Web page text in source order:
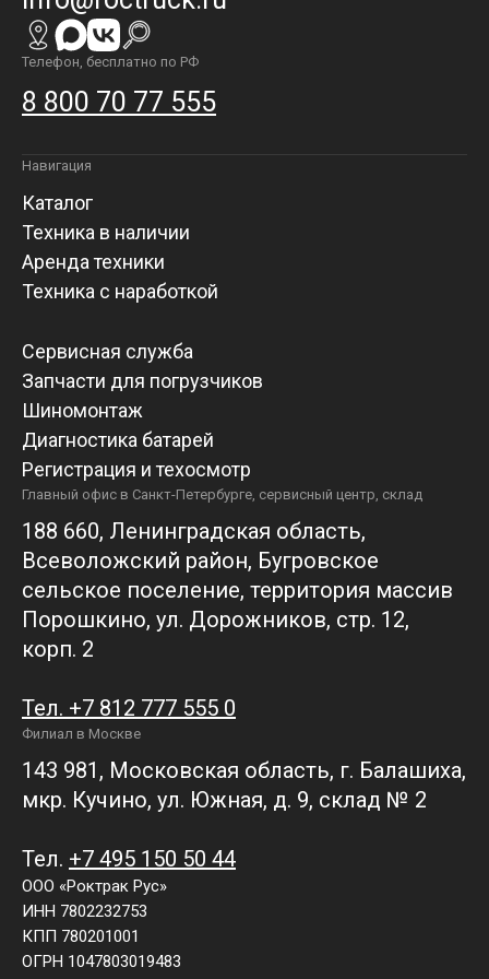
Телефон, бесплатно по РФ
8 800 70 77 555
Навигация
Каталог
Техника в наличии
Аренда техники
Техника с наработкой
Сервисная служба
Запчасти для погрузчиков
Шиномонтаж
Диагностика батарей
Регистрация и техосмотр
Главный офис в Санкт-Петербурге, сервисный центр, склад
188 660, Ленинградская область,
Всеволожский район, Бугровское
сельское поселение, территория массив
Порошкино, ул. Дорожников, стр. 12,
корп. 2
Тел. +7 812 777 555 0
Филиал в Москве
143 981, Московская область, г. Балашиха,
мкр. Кучино, ул. Южная, д. 9, склад № 2
Тел. +7 495 150 50 44
ООО «Роктрак Рус»
ИНН 7802232753
КПП 780201001
ОГРН 1047803019483